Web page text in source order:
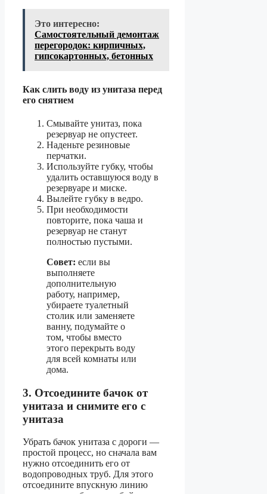
Это интересно:
Самостоятельный демонтаж
перегородок: кирпичных,
гипсокартонных, бетонных
Как слить воду из унитаза перед
его снятием
Смывайте унитаз, пока
резервуар не опустеет.
Наденьте резиновые
перчатки.
Используйте губку, чтобы
удалить оставшуюся воду в
резервуаре и миске.
Вылейте губку в ведро.
При необходимости
повторите, пока чаша и
резервуар не станут
полностью пустыми.
Совет: если вы
выполняете
дополнительную
работу, например,
убираете туалетный
столик или заменяете
ванну, подумайте о
том, чтобы вместо
этого перекрыть воду
для всей комнаты или
дома.
3. Отсоедините бачок от
унитаза и снимите его с
унитаза
Убрать бачок унитаза с дороги —
простой процесс, но сначала вам
нужно отсоединить его от
водопроводных труб. Для этого
отсоедините впускную линию